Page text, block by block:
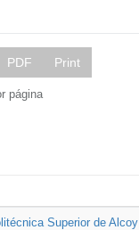
PDF Print
página
Superior de Alcoy